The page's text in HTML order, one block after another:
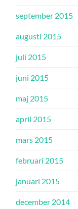
september 2015
augusti 2015
juli 2015
juni 2015
maj 2015
april 2015
mars 2015
februari 2015
januari 2015
december 2014